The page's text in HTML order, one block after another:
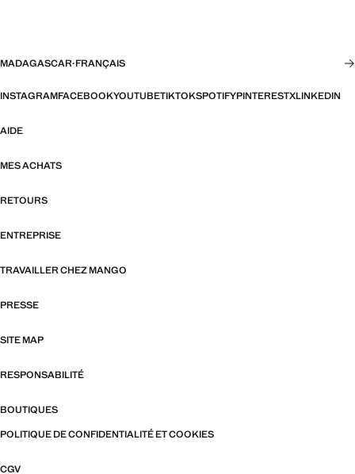
MADAGASCAR·FRANÇAIS
INSTAGRAMFACEBOOKYOUTUBETIKTOKSPOTIFYPINTERESTXLINKEDIN
AIDE
MES ACHATS
RETOURS
ENTREPRISE
TRAVAILLER CHEZ MANGO
PRESSE
SITE MAP
RESPONSABILITÉ
BOUTIQUES
POLITIQUE DE CONFIDENTIALITÉ ET COOKIES
CGV